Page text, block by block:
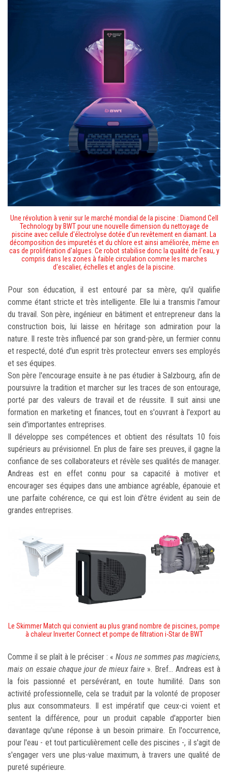
Une révolution à venir sur le marché mondial de la piscine : Diamond Cell
Technology by BWT pour une nouvelle dimension du nettoyage de
piscine avec cellule d'électrolyse dotée d'un revêtement en diamant. La
décomposition des impuretés et du chlore est ainsi améliorée, même en
cas de prolifération d'algues. Ce robot stabilise donc la qualité de l'eau, y
compris dans les zones à faible circulation comme les marches
d'escalier, échelles et angles de la piscine.
Pour son éducation, il est entouré par sa mère, qu'il qualifie
comme étant stricte et très intelligente. Elle lui a transmis l'amour
du travail. Son père, ingénieur en bâtiment et entrepreneur dans la
construction bois, lui laisse en héritage son admiration pour la
nature. Il reste très influencé par son grand-père, un fermier connu
et respecté, doté d'un esprit très protecteur envers ses employés
et ses équipes.
Son père l'encourage ensuite à ne pas étudier à Salzbourg, afin de
poursuivre la tradition et marcher sur les traces de son entourage,
porté par des valeurs de travail et de réussite. Il suit ainsi une
formation en marketing et finances, tout en s'ouvrant à l'export au
sein d'importantes entreprises.
Il développe ses compétences et obtient des résultats 10 fois
supérieurs au prévisionnel. En plus de faire ses preuves, il gagne la
confiance de ses collaborateurs et révèle ses qualités de manager.
Andreas est en effet connu pour sa capacité à motiver et
encourager ses équipes dans une ambiance agréable, épanouie et
une parfaite cohérence, ce qui est loin d'être évident au sein de
grandes entreprises.
Le Skimmer Match qui convient au plus grand nombre de piscines, pompe
à chaleur Inverter Connect et pompe de filtration i-Star de BWT
Comme il se plaît à le préciser : « Nous ne sommes pas magiciens,
mais on essaie chaque jour de mieux faire ». Bref... Andreas est à
la fois passionné et persévérant, en toute humilité. Dans son
activité professionnelle, cela se traduit par la volonté de proposer
plus aux consommateurs. Il est impératif que ceux-ci voient et
sentent la différence, pour un produit capable d'apporter bien
davantage qu'une réponse à un besoin primaire. En l'occurrence,
pour l'eau - et tout particulièrement celle des piscines -, il s'agit de
s'engager vers une plus-value maximum, à travers une qualité de
pureté supérieure.